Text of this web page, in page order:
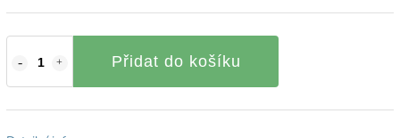
Přidat do košíku